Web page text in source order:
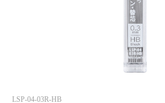
LSP-04-03R-HB